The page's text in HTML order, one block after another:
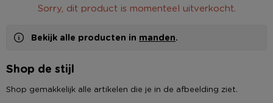
Sorry, dit product is momenteel uitverkocht.
Bekijk alle producten in manden.
Shop de stijl
Shop gemakkelijk alle artikelen die je in de afbeelding ziet.